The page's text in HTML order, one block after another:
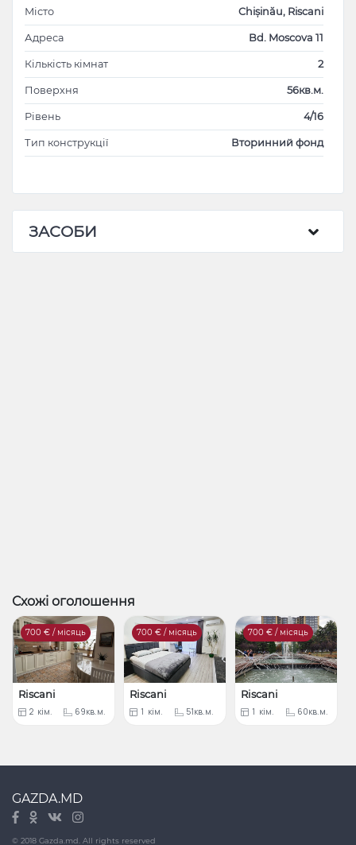
Місто Chișinău, Riscani
Адреса Bd. Moscova 11
Кількість кімнат 2
Поверхня 56кв.м.
Рівень 4/16
Тип конструкції Вторинний фонд
ЗАСОБИ
Схожі оголошення
700 € / місяць
Riscani
2 кім. 69кв.м.
700 € / місяць
Riscani
1 кім. 51кв.м.
700 € / місяць
Riscani
1 кім. 60кв.м.
GAZDA.MD
© 2018 Gazda.md. All rights reserved